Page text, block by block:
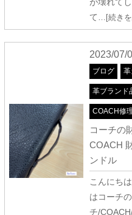
て …[続きを
2023/07/
ブログ
革ブランド
COACH修
コーチの
COACH
ンドル
こんにち
はコーチ
チ/